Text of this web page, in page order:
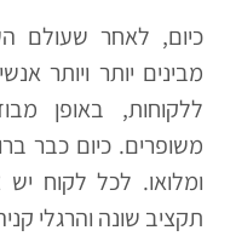
כיום, לאחר
מבינים יותר ויותר
ללקוחות, באופן
משופרים. כיום כבר
ומלואו. לכל לקוח
תקציב שונה והרגלי